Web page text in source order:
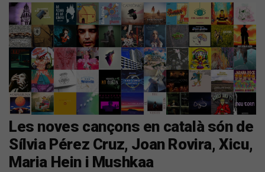
Les noves cançons en català són de
Sílvia Pérez Cruz, Joan Rovira, Xicu,
Maria Hein i Mushkaa